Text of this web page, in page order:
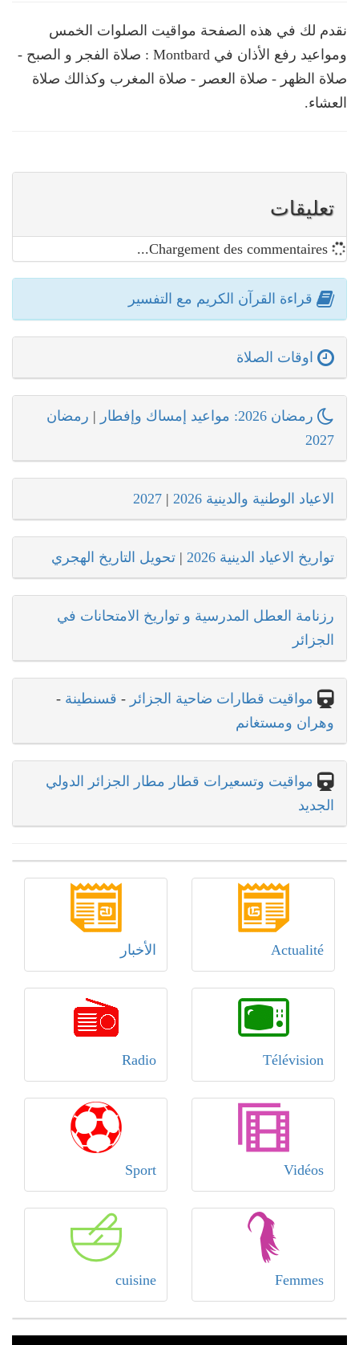
نقدم لك في هذه الصفحة مواقيت الصلوات الخمس
ومواعيد رفع الأذان في Montbard : صلاة الفجر و الصبح -
صلاة الظهر - صلاة العصر - صلاة المغرب وكذالك صلاة
العشاء.
تعليقات
قراءة القرآن الكريم مع التفسير
اوقات الصلاة
رمضان 2026: مواعيد إمساك وإفطار | رمضان
2027
الاعياد الوطنية والدينية 2026 |
2027
تواريخ الاعياد الدينية 2026 | تحويل التاريخ الهجري
رزنامة العطل المدرسية و تواريخ الامتحانات في
الجزائر
مواقيت قطارات ضاحية الجزائر - قسنطينة -
وهران ومستغانم
مواقيت وتسعيرات قطار مطار الجزائر الدولي
الجديد
Actualité الأخبار
Télévision
Radio
Vidéos
Sport
Femmes
cuisine